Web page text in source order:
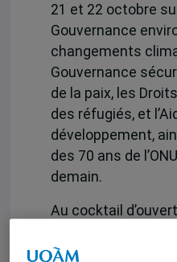
21 et 22 octobre
Gouvernance
changements
Gouvernance
de la paix, les
des réfugiés, et
développement,
des 70 ans de
demain.
Au cocktail
Monsieur Jean